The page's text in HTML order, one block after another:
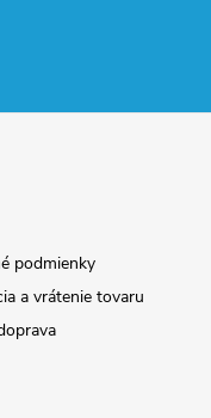
podmienky
a vrátenie tovaru